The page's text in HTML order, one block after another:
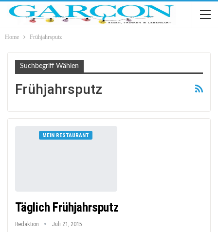
Home Frühjahrsputz
Suchbegriff Wählen
Frühjahrsputz
MEIN RESTAURANT
Täglich Frühjahrsputz
Redaktion Juli 21, 2015